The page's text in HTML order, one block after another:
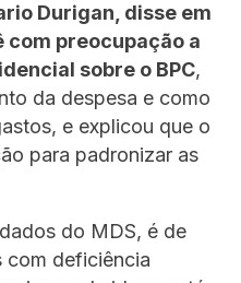
Durigan, disse em
com preocupação a
sobre o BPC,
da despesa e como
e explicou que o
para padronizar as
do MDS, é de
com deficiência